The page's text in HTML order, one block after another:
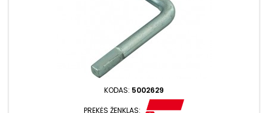
KODAS: 5002629
PREKĖS ŽENKLAS: